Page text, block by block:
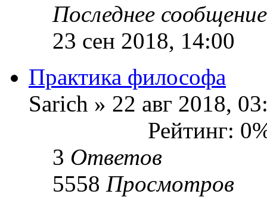
Последнее
23 сен 2018, 14:00
Практика философа
Sarich » 22 авг 2018,
Рейтинг:
3 Ответов
5558 Просмотров